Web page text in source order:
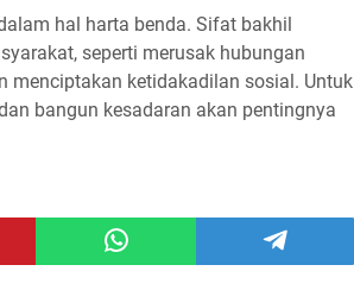
hal harta benda. Sifat bakhil
seperti merusak hubungan
menciptakan ketidakadilan sosial. Untuk
bangun kesadaran akan pentingnya